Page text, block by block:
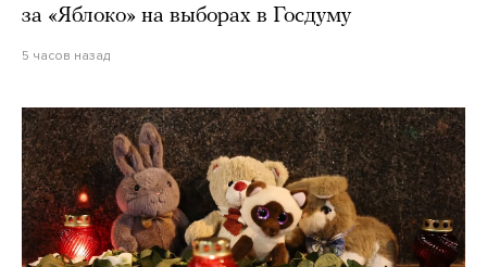
за «Яблоко» на выборах в Госдуму
5 часов назад